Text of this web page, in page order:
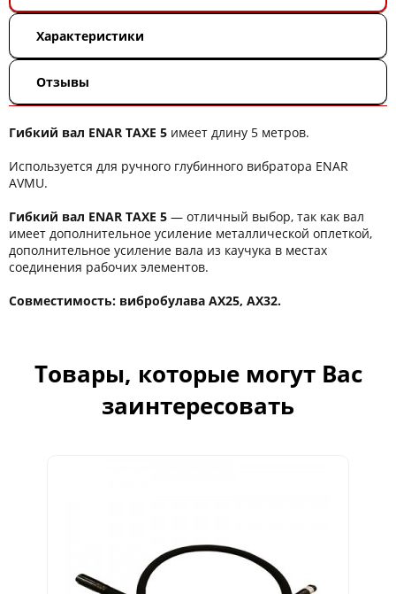
Характеристики
Отзывы
Гибкий вал ENAR TAXE 5 имеет длину 5 метров.
Используется для ручного глубинного вибратора ENAR
AVMU.
Гибкий вал ENAR TAXE 5 ― отличный выбор, так как вал
имеет дополнительное усиление металлической оплеткой,
дополнительное усиление вала из каучука в местах
соединения рабочих элементов.
Совместимость: вибробулава AX25, AX32.
Товары, которые могут Вас
заинтересовать